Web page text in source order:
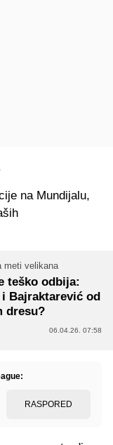
na Mundijalu,
meti velikana
teško odbija:
Bajraktarević od
dresu?
06.04.26. 07:58
RASPORED